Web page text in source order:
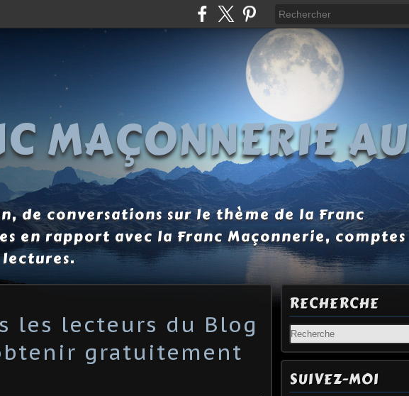
MAÇONNERIE AU
de conversations sur le thème de la Franc
en rapport avec la Franc Maçonnerie, comptes
les lecteurs du Blog
gratuitement
RECHERCHE
SUIVEZ-MOI